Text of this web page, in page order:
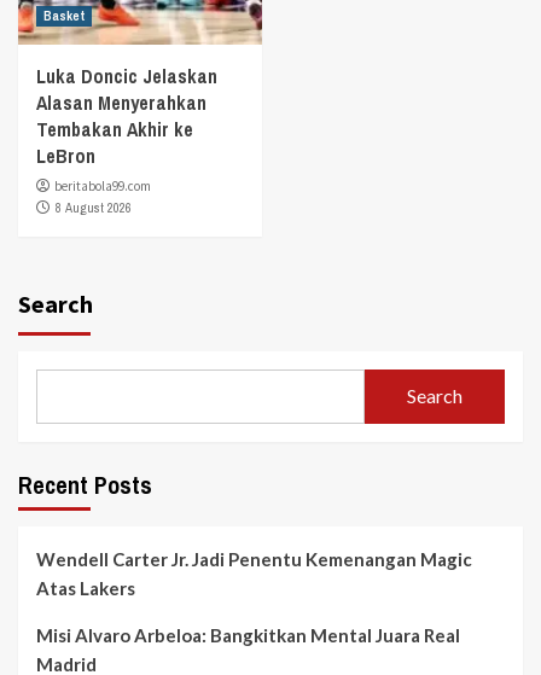
Basket
Luka Doncic Jelaskan
Alasan Menyerahkan
Tembakan Akhir ke
LeBron
beritabola99.com
8 August 2026
Search
Search
Recent Posts
Wendell Carter Jr. Jadi Penentu Kemenangan Magic
Atas Lakers
Misi Alvaro Arbeloa: Bangkitkan Mental Juara Real
Madrid